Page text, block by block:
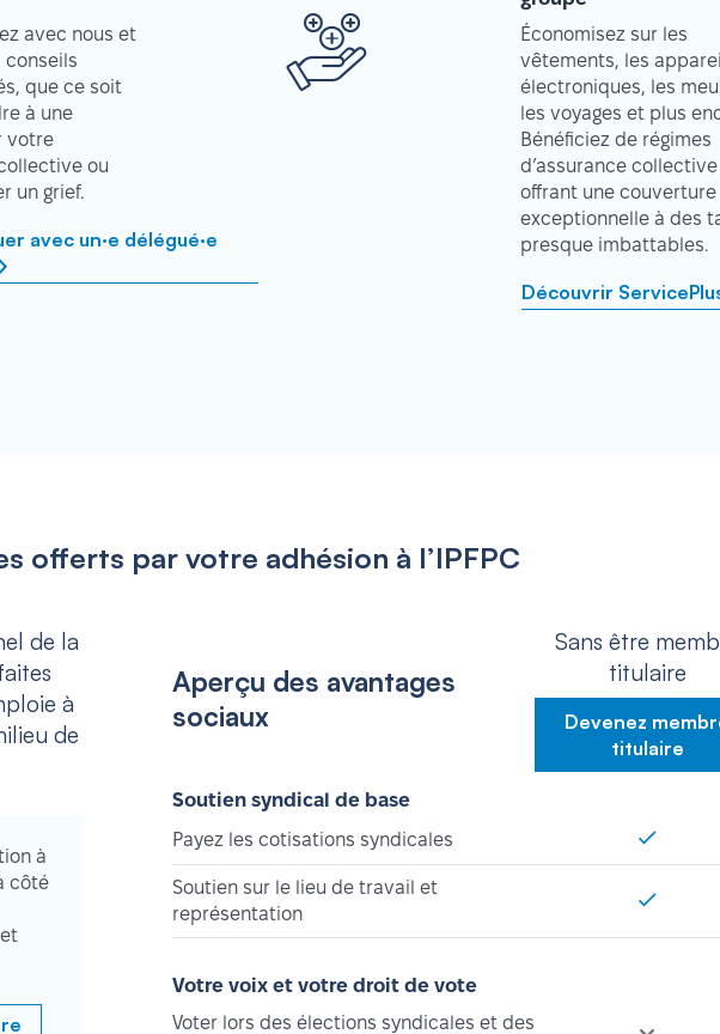
avec nous et
conseils
que ce soit
à une
votre
ou
un grief.
avec un·e délégué·e
Économisez sur les
vêtements, les
électroniques, les
les voyages et plus
Bénéficiez de régimes
d’assurance collective
offrant une couverture
exceptionnelle à des
presque imbattables.
Découvrir
offerts par votre adhésion à l’IPFPC
de la
à
de
à
côté
Aperçu des avantages
sociaux
Sans être
titulaire
Devenez
titulaire
Soutien syndical de base
Payez les cotisations syndicales
Soutien sur le lieu de travail et
représentation
Votre voix et votre droit de vote
Voter lors des élections syndicales et des